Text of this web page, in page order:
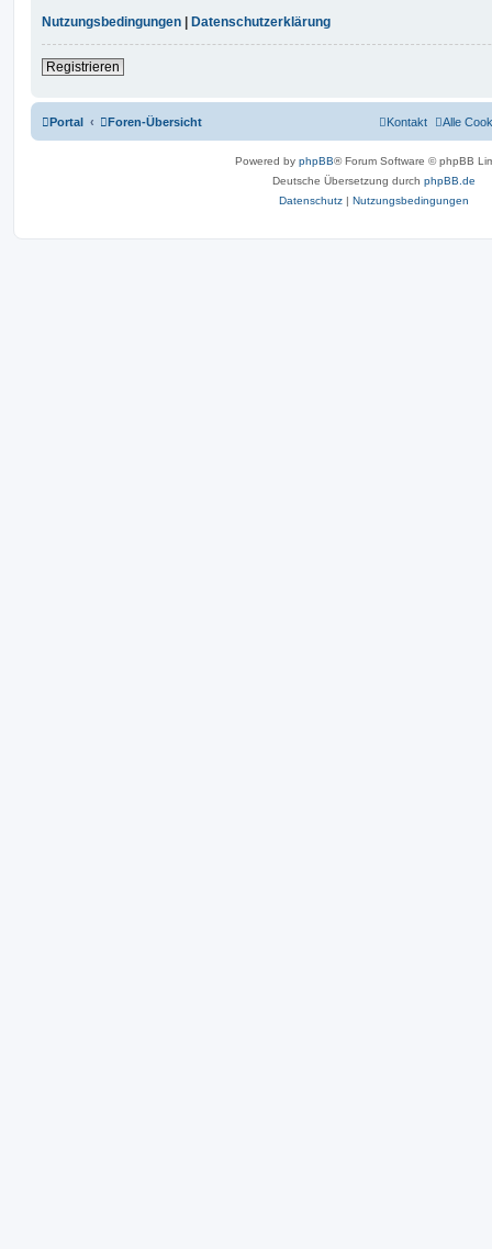
Nutzungsbedingungen | Datenschutzerklärung
Registrieren
Portal Foren-Übersicht Alle
Kontakt
Powered by phpBB® Forum Software © phpBB
Deutsche Übersetzung durch phpBB.de
Datenschutz | Nutzungsbedingungen